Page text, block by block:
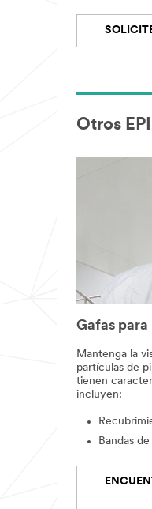
Otros
Gafas
Mantenga la
partículas de
tienen
incluyen:
Bandas